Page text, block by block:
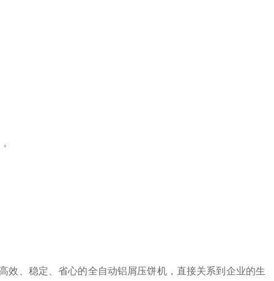
效、稳定、省心的全自动铝屑压饼机，直接关系到企业的生